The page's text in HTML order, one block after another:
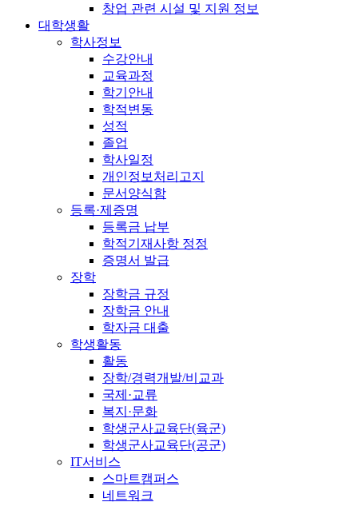
창업 관련 시설 및 지원 정보
대학생활
학사정보
수강안내
교육과정
학기안내
학적변동
성적
졸업
학사일정
개인정보처리고지
문서양식함
등록·제증명
등록금 납부
학적기재사항 정정
증명서 발급
장학
장학금 규정
장학금 안내
학자금 대출
학생활동
활동
장학/경력개발/비교과
국제·교류
복지·문화
학생군사교육단(육군)
학생군사교육단(공군)
IT서비스
스마트캠퍼스
네트워크